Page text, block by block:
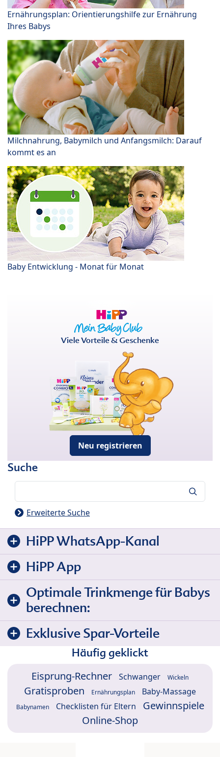
Ernährungsplan: Orientierungshilfe zur Ernährung
Ihres Babys
Milchnahrung, Babymilch und Anfangsmilch: Darauf
kommt es an
Baby Entwicklung - Monat für Monat
Viele Vorteile & Geschenke
Neu registrieren
Suche
Erweiterte Suche
HiPP WhatsApp-Kanal
HiPP App
Optimale Trinkmenge für Babys
berechnen:
Exklusive Spar-Vorteile
Häufig geklickt
Eisprung-Rechner Schwanger Wickeln
Gratisproben Ernährungsplan Baby-Massage
Babynamen Checklisten für Eltern
Gewinnspiele
Online-Shop